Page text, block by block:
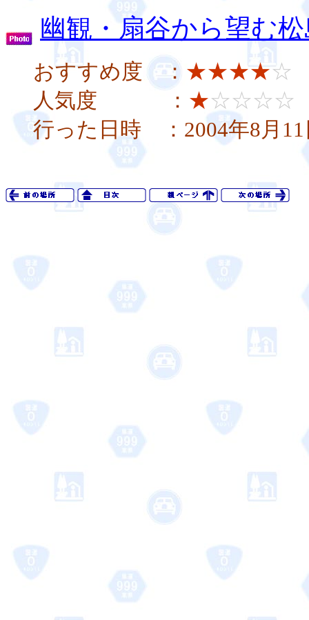
幽観・扇谷から望む
おすすめ度 ： ★★★★☆
人気度 ： ★☆☆☆☆
行った日時 ：2004年8月